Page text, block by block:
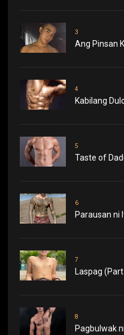
3
Ang Pinsan
4
Kabilang
5
Taste of
6
Parausan ni
7
Laspag
8
Pagbulwak